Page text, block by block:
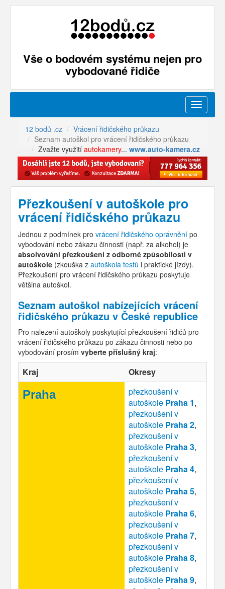
Vše o bodovém systému nejen pro
vybodované řidiče
Menu
12 bodů .cz
Vrácení řidičského průkazu
Seznam autoškol pro vrácení řidičského průkazu
Zvažte využití autokamery... www.auto-kamera.cz
Přezkoušení v autoškole pro
vrácení řidičského průkazu
Jednou z podmínek pro vrácení řidičského oprávnění po
vybodování nebo zákazu činnosti (např. za alkohol) je
absolvování přezkoušení z odborné způsobilosti v
autoškole (zkouška z autoškola testů i praktické jízdy).
Přezkoušení pro vrácení řidičského průkazu poskytuje
většina autoškol.
Seznam autoškol nabízejících vrácení
řidičského průkazu v České republice
Pro nalezení autoškoly poskytující přezkoušení řidičů pro
vrácení řidičského průkazu po zákazu činnosti nebo po
vybodování prosím vyberte příslušný kraj:
Kraj Okresy
Praha
přezkoušení v
autoškole Praha 1,
přezkoušení v
autoškole Praha 2,
přezkoušení v
autoškole Praha 3,
přezkoušení v
autoškole Praha 4,
přezkoušení v
autoškole Praha 5,
přezkoušení v
autoškole Praha 6,
přezkoušení v
autoškole Praha 7,
přezkoušení v
autoškole Praha 8,
přezkoušení v
autoškole Praha 9,